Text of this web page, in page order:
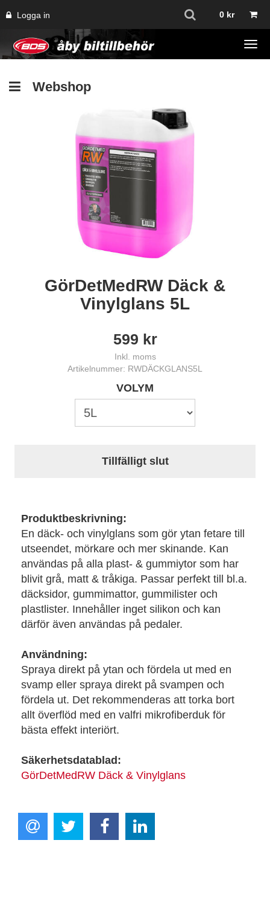
Logga in 0 kr
Webshop
GörDetMedRW Däck &
Vinylglans 5L
599 kr
Inkl. moms
Artikelnummer: RWDÄCKGLANS5L
VOLYM
Tillfälligt slut
Produktbeskrivning:
En däck- och vinylglans som gör ytan fetare till
utseendet, mörkare och mer skinande. Kan
användas på alla plast- & gummiytor som har
blivit grå, matt & tråkiga. Passar perfekt till bl.a.
däcksidor, gummimattor, gummilister och
plastlister. Innehåller inget silikon och kan
därför även användas på pedaler.
Användning:
Spraya direkt på ytan och fördela ut med en
svamp eller spraya direkt på svampen och
fördela ut. Det rekommenderas att torka bort
allt överflöd med en valfri mikrofiberduk för
bästa effekt interiört.
Säkerhetsdatablad:
GörDetMedRW Däck & Vinylglans